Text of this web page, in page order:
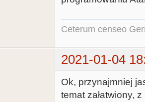
Ceterum censeo
2021-01-04
Ok, przynajmniej
temat załatwiony,